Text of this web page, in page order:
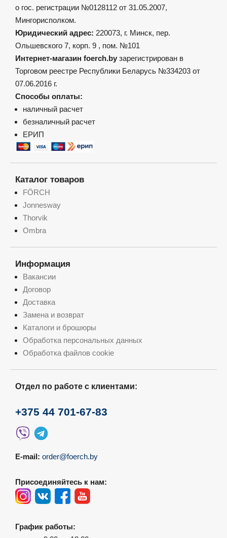
о гос. регистрации №0128112 от 31.05.2007,
Мингорисполком.
Юридический адрес: 220073, г. Минск, пер.
Ольшевского 7, корп. 9 , пом. №101
Интернет-магазин foerch.by зарегистрирован в
Торговом реестре Республики Беларусь №334203 от
07.06.2016 г.
Способы оплаты:
наличный расчет
безналичный расчет
ЕРИП
Каталог товаров
FÖRCH
Jonnesway
Thorvik
Ombra
Информация
Вакансии
Договор
Доставка
Замена и возврат
Каталоги и брошюры
Обработка персональных данных
Обработка файлов cookie
Отдел по работе с клиентами:
+375 44 701-67-83
E-mail: order@foerch.by
Присоединяйтесь к нам:
График работы: